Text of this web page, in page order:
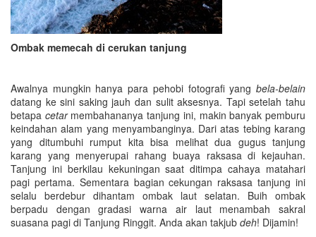
Ombak memecah di cerukan tanjung
Awalnya mungkin hanya para pehobi fotografi yang bela-belain
datang ke sini saking jauh dan sulit aksesnya. Tapi setelah tahu
betapa cetarmembahananya tanjung ini, makin banyak pemburu
keindahan alam yang menyambanginya. Dari atas tebing karang
yang ditumbuhi rumput kita bisa melihat dua gugus tanjung
karang yang menyerupai rahang buaya raksasa di kejauhan.
Tanjung ini berkilau kekuningan saat ditimpa cahaya matahari
pagi pertama. Sementara bagian cekungan raksasa tanjung ini
selalu berdebur dihantam ombak laut selatan. Buih ombak
berpadu dengan gradasi warna air laut menambah sakral
suasana pagi di Tanjung Ringgit. Anda akan takjub deh! Dijamin!